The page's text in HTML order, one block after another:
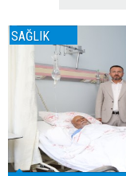
SAĞLIK